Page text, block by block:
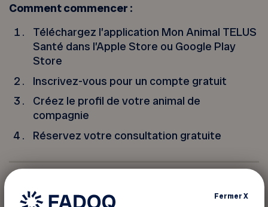
Comment commencer :
Téléchargez l’application Mon Animal TELUS
Santé dans l’Apple Store ou Google Play
Store
Inscrivez-vous pour un compte gratuit
Créez le profil de votre animal de
compagnie
Réservez votre consultation gratuite
FermerX